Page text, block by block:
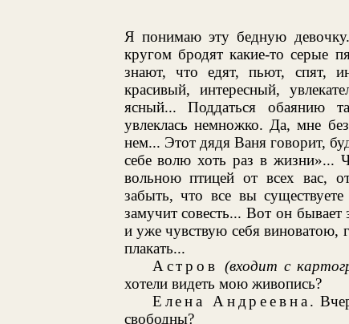
Я понимаю эту бедную
кругом бродят какие-то серые
знают, что едят, пьют, спят,
красивый, интересный,
ясный... Поддаться обаянию
увлеклась немножко. Да, мне
нем... Этот дядя Ваня говорит,
себе волю хоть раз в
вольною птицей от всех вас,
забыть, что все вы
замучит совесть... Вот он
и уже чувствую себя виноватою,
плакать...
Астров (входит с
хотели видеть мою живопись?
Елена Андреевна.
свободны?